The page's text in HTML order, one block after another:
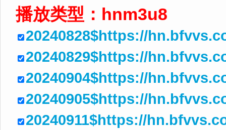
播放类型： hnm3u8
20240828$https://
20240829$https://
20240904$https://
20240905$https://
20240911$https://